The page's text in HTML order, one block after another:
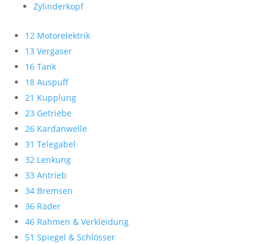
Zylinderkopf
12 Motorelektrik
13 Vergaser
16 Tank
18 Auspuff
21 Kupplung
23 Getriebe
26 Kardanwelle
31 Telegabel
32 Lenkung
33 Antrieb
34 Bremsen
36 Räder
46 Rahmen & Verkleidung
51 Spiegel & Schlösser